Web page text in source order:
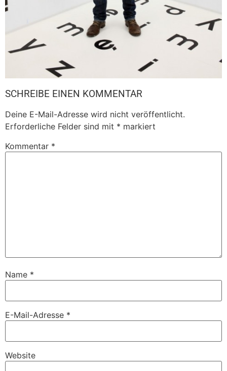
SCHREIBE EINEN KOMMENTAR
Deine E-Mail-Adresse wird nicht veröffentlicht.
Erforderliche Felder sind mit * markiert
Kommentar *
Name *
E-Mail-Adresse *
Website